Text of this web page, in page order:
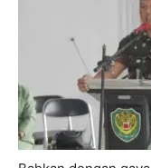
I've read and accept